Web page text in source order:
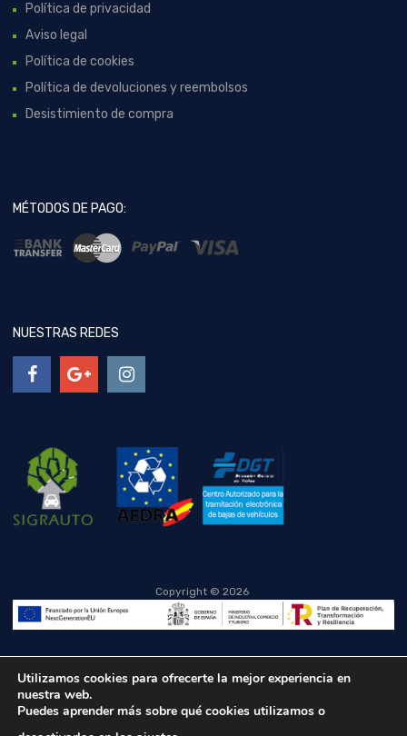
Política de privacidad
Aviso legal
Política de cookies
Política de devoluciones y reembolsos
Desistimiento de compra
MÉTODOS DE PAGO:
NUESTRAS REDES
Copyright © 2026
Utilizamos cookies para ofrecerte la mejor experiencia en
nuestra web.
Puedes aprender más sobre qué cookies utilizamos o